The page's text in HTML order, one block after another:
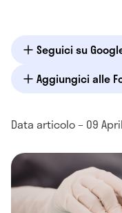
Seguici su
Aggiungici alle
Data articolo – 09